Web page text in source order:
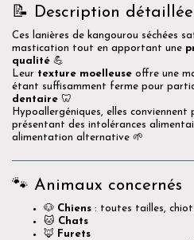
📝 Description détaillée
Ces lanières de kangourou séchées
mastication tout en apportant une
qualité 💪
Leur texture moelleuse offre une
étant suffisamment ferme pour
dentaire 🦷
Hypoallergéniques, elles
présentant des intolérances
alimentation alternative 🌱
🐾 Animaux concernés
🐶 Chiens : toutes tailles,
🐱 Chats
🦊 Furets